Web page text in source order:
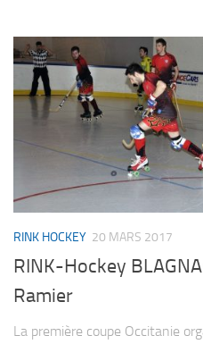
RINK HOCKEY 20 MARS 2017
RINK-Hockey
Ramier
La première coupe Occitanie